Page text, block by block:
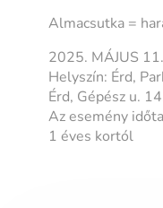
Almacsutka =
2025. MÁJUS
Helyszín: Érd,
Érd, Gépész u.
Az esemény
1 éves kortól